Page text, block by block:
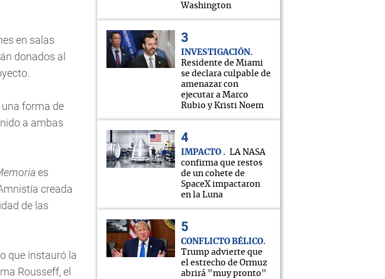
en salas
donados al
forma de
a ambas
es
creada
de las
que instauró la
Rousseff, el
Washington
INVESTIGACIÓN
Residente de Miami
se declara culpable de
amenazar con
ejecutar a Marco
Rubio y Kristi Noem
IMPACTO
LA NASA
confirma que restos
de un cohete de
SpaceX impactaron
en la Luna
CONFLICTO BÉLICO
Trump advierte que
el estrecho de Ormuz
abrirá "muy pronto"